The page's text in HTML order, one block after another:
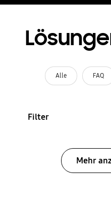
Alle FAQ
Filter
Mehr